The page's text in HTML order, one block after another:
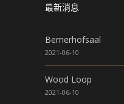
最新消息
Bernerhofsaal
2021-06-10
Wood Loop
2021-06-10